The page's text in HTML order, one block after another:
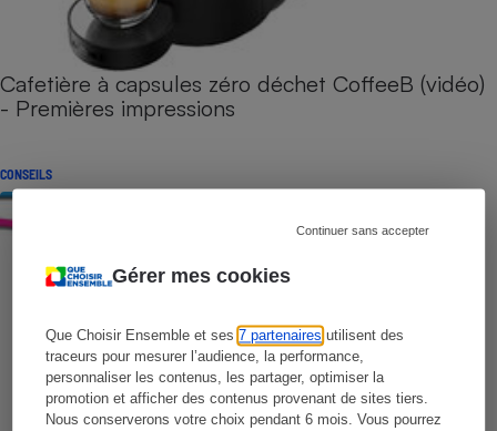
Gérer mes cookies
Que Choisir Ensemble et ses7 partenaires utilisent des
traceurs pour mesurer l’audience, la performance,
personnaliser les contenus, les partager, optimiser la
promotion et afficher des contenus provenant de sites tiers.
Nous conserverons votre choix pendant 6 mois. Vous pourrez
Continuer sans accepter
Cafetière à capsules zéro déchet CoffeeB (vidéo)
- Premières impressions
CONSEILS